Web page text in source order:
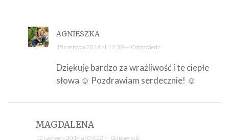
AGNIESZKA
15 czerwca 2014 at 11:39 — Odpowiedz
Dziękuję bardzo za wrażliwość i te ciepłe
słowa ☺ Pozdrawiam serdecznie! ☺
MAGDALENA
12 czerwca 2014 at 09:22 — Odpowiedz